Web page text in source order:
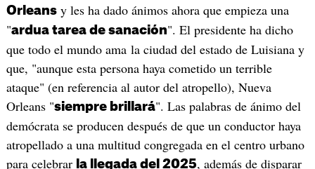
Orleansy les ha dado ánimos ahora que empieza una
"ardua tarea de sanación". El presidente ha dicho
que todo el mundo ama la ciudad del estado de Luisiana y
que, "aunque esta persona haya cometido un terrible
ataque" (en referencia al autor del atropello), Nueva
Orleans "siempre brillará". Las palabras de ánimo del
demócrata se producen después de que un conductor haya
atropellado a una multitud congregada en el centro urbano
para celebrar la llegada del 2025, además de disparar